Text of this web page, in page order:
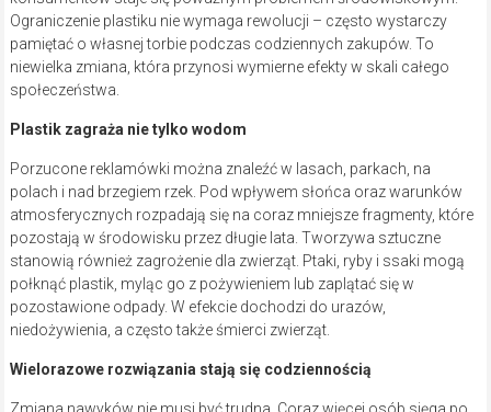
Ograniczenie plastiku nie wymaga rewolucji – często wystarczy
pamiętać o własnej torbie podczas codziennych zakupów. To
niewielka zmiana, która przynosi wymierne efekty w skali całego
społeczeństwa.
Plastik zagraża nie tylko wodom
Porzucone reklamówki można znaleźć w lasach, parkach, na
polach i nad brzegiem rzek. Pod wpływem słońca oraz warunków
atmosferycznych rozpadają się na coraz mniejsze fragmenty, które
pozostają w środowisku przez długie lata. Tworzywa sztuczne
stanowią również zagrożenie dla zwierząt. Ptaki, ryby i ssaki mogą
połknąć plastik, myląc go z pożywieniem lub zaplątać się w
pozostawione odpady. W efekcie dochodzi do urazów,
niedożywienia, a często także śmierci zwierząt.
Wielorazowe rozwiązania stają się codziennością